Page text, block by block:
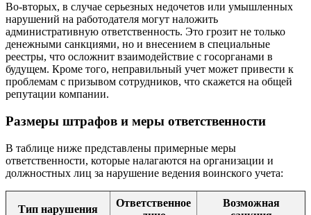
Во-вторых, в случае серьезных недочетов или умышленных
нарушений на работодателя могут наложить
административную ответственность. Это грозит не только
денежными санкциями, но и внесением в специальные
реестры, что осложнит взаимодействие с госорганами в
будущем. Кроме того, неправильный учет может привести к
проблемам с призывом сотрудников, что скажется на общей
репутации компании.
Размеры штрафов и меры ответственности
В таблице ниже представлены примерные меры
ответственности, которые налагаются на организации и
должностных лиц за нарушение ведения воинского учета:
Тип нарушения
Ответственное
Возможная